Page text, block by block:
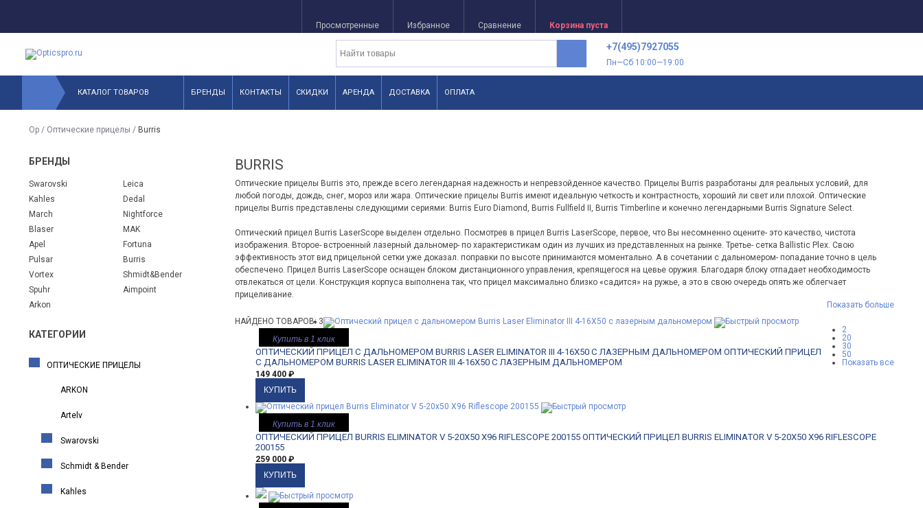
Просмотренные Избранное Сравнение Корзина пуста
+7(495)7927055
Пн—Сб 10:00—19:00
КАТАЛОГ ТОВАРОВ БРЕНДЫ КОНТАКТЫ СКИДКИ АРЕНДА ДОСТАВКА ОПЛАТА
Op / Оптические прицелы / Burris
БРЕНДЫ
Swarovski
Leica
Kahles
Dedal
March
Nightforce
Blaser
MAK
Apel
Fortuna
Pulsar
Burris
Vortex
Shmidt&Bender
Spuhr
Aimpoint
Arkon
КАТЕГОРИИ
ОПТИЧЕСКИЕ ПРИЦЕЛЫ
ARKON
Artelv
Swarovski
Schmidt & Bender
Kahles
BURRIS
Оптические прицелы Burris это, прежде всего легендарная надежность и непревзойденное качество. Прицелы Burris разработаны для реальных условий, для
любой погоды, дождь, снег, мороз или жара. Оптические прицелы Burris имеют идеальную четкость и контрастность, хороший ли свет или плохой. Оптические
прицелы Burris представлены следующими сериями: Burris Euro Diamond, Burris Fullfield II, Burris Timberline и конечно легендарными Burris Signature Select.
Оптический прицел Burris LaserScope выделен отдельно. Посмотрев в прицел Burris LaserScope, первое, что Вы несомненно оцените- это качество, чистота
изображения. Второе- встроенный лазерный дальномер- по характеристикам один из лучших из представленных на рынке. Третье- сетка Ballistic Plex. Свою
эффективность этот вид прицельной сетки уже доказал. поправки по высоте принимаются моментально. А в сочетании с дальномером- попадание точно в цель
обеспечено. Прицел Burris LaserScope оснащен блоком дистанционного управления, крепящегося на цевье оружия. Благодаря блоку отпадает необходимость
отвлекаться от цели. Конструкция корпуса выполнена так, что прицел максимально близко «садится» на ружье, а это в свою очередь опять же облегчает
прицеливание.
Показать больше
НАЙДЕНО ТОВАРОВ: 3
2
20
30
50
Показать все
Купить в 1 клик
ОПТИЧЕСКИЙ ПРИЦЕЛ С ДАЛЬНОМЕРОМ BURRIS LASER ELIMINATOR III 4-16X50 С ЛАЗЕРНЫМ ДАЛЬНОМЕРОМ ОПТИЧЕСКИЙ ПРИЦЕЛ
С ДАЛЬНОМЕРОМ BURRIS LASER ELIMINATOR III 4-16X50 С ЛАЗЕРНЫМ ДАЛЬНОМЕРОМ
149 400 ₽
Купить в 1 клик
ОПТИЧЕСКИЙ ПРИЦЕЛ BURRIS ELIMINATOR V 5-20X50 X96 RIFLESCOPE 200155 ОПТИЧЕСКИЙ ПРИЦЕЛ BURRIS ELIMINATOR V 5-20X50 X96 RIFLESCOPE
200155
259 000 ₽